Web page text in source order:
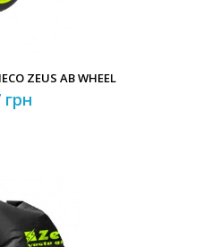
ZEUS AB WHEEL
грн